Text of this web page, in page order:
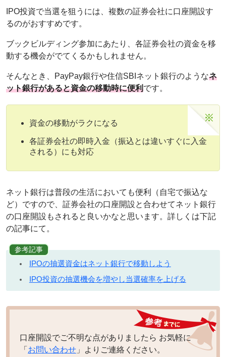
IPO投資で当選を狙うには、複数の証券会社に口座開設す
るのがおすすめです。
ブックビルディング参加にあたり、各証券会社の資金を移
動する機会がでてくるかもしれません。
そんなとき、PayPay銀行や住信SBIネット銀行のようなネ
ット銀行があると資金の移動時に便利です。
資金の移動がラクになる
各証券会社の即時入金（振込とは違いすぐに入金
される）にも対応
ネット銀行は普段の生活においても便利（自宅で振込な
ど）ですので、証券会社の口座開設と合わせてネット銀行
の口座開設もされると良いかなと思います。詳しくは下記
の記事にて。
参考記事
IPOの抽選資金はネット銀行で移動しよう
IPO投資の抽選機会を増やし当選確率を上げる
口座開設でご不明な点がありましたら お気軽に
「 お問い合わせ 」よりご連絡ください。